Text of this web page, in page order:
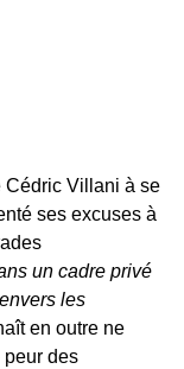
Cédric Villani à se
ses excuses à
un cadre privé
les
en outre ne
peur des